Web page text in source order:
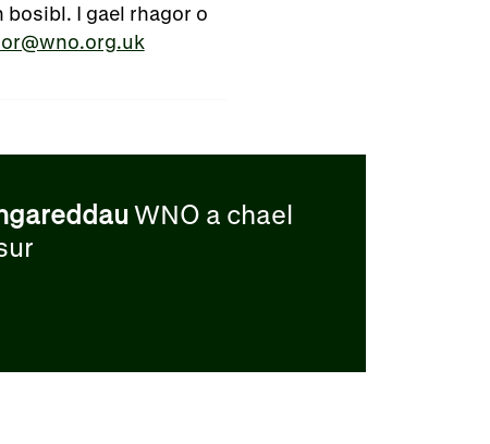
I gael rhagor o
WNO a chael